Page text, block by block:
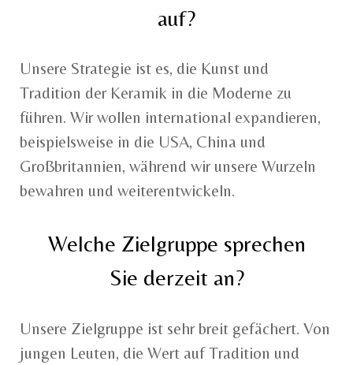
auf?
Unsere Strategie ist es, die Kunst und
Tradition der Keramik in die Moderne zu
führen. Wir wollen international expandieren,
beispielsweise in die USA, China und
Großbritannien, während wir unsere Wurzeln
bewahren und weiterentwickeln.
Welche Zielgruppe sprechen
Sie derzeit an?
Unsere Zielgruppe ist sehr breit gefächert. Von
jungen Leuten, die Wert auf Tradition und